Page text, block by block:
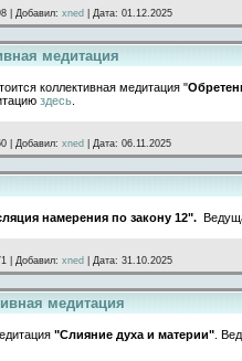
Добавил: xned Дата: 01.12.2025
медитация
коллективная медитация "
здесь
Добавил: xned Дата: 06.11.2025
намерения по закону 12".
Добавил: xned Дата: 31.10.2025
медитация
"Слияние духа и материи" .